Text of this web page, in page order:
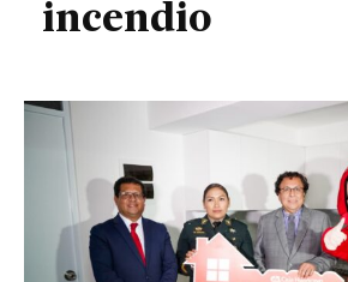
incendio